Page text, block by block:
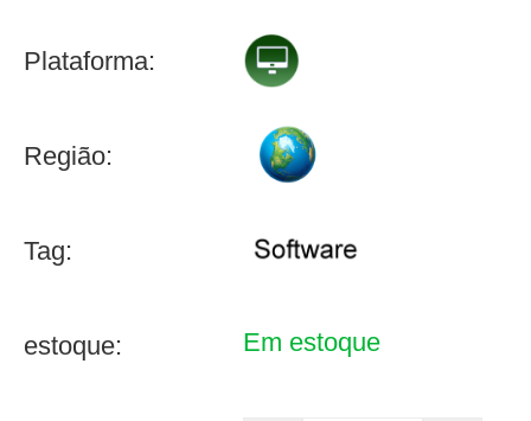
Plataforma:
Região:
Tag:
estoque: Em estoque